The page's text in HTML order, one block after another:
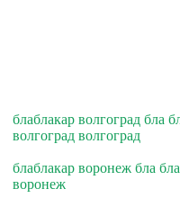
блаблакар волгоград бла
волгоград волгоград
блаблакар воронеж бла
воронеж